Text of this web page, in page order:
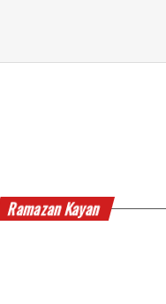
Ramazan Kayan